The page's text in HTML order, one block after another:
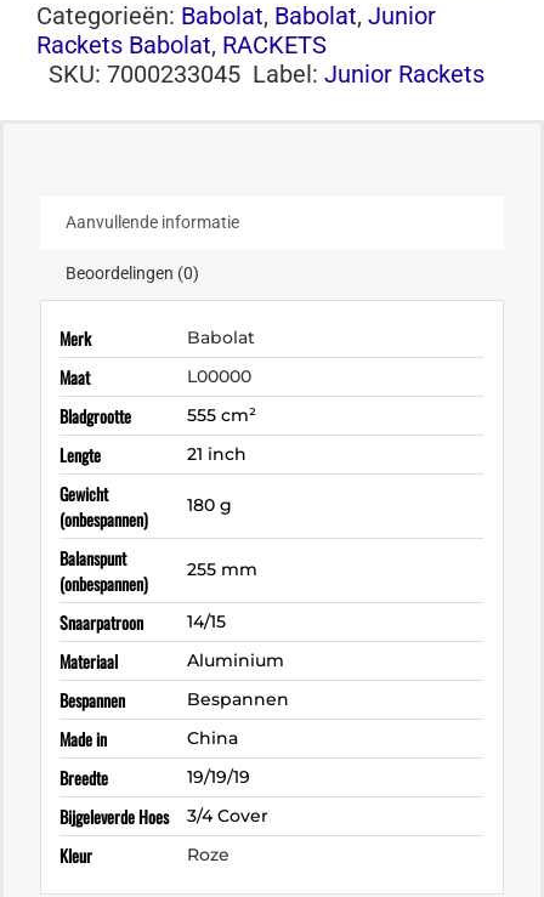
Categorieën: Babolat, Babolat, Junior
Rackets Babolat, RACKETS
SKU: 7000233045 Label: Junior Rackets
Aanvullende informatie
Beoordelingen (0)
Merk Babolat
Maat L00000
Bladgrootte 555 cm²
Lengte 21 inch
Gewicht
(onbespannen)
180 g
Balanspunt
(onbespannen)
255 mm
Snaarpatroon 14/15
Materiaal Aluminium
Bespannen Bespannen
Made in China
Breedte 19/19/19
Bijgeleverde Hoes 3/4 Cover
Kleur Roze